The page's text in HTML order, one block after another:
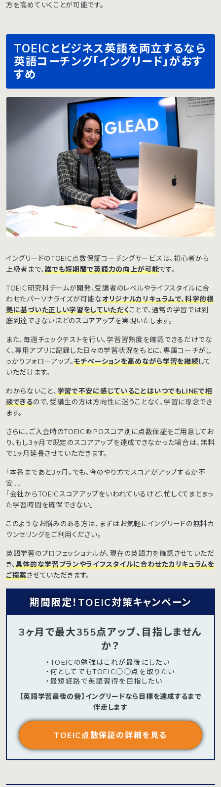
方を高めていくことが可能です。
TOEICとビジネス英語を両立するなら
英語コーチング「イングリード」がおす
すめ
イングリードのTOEIC点数保証コーチングサービスは、初心者から
上級者まで、誰でも短期間で英語力の向上が可能です。
TOEIC研究科チームが開発、受講者のレベルやライフスタイルに合
わせたパーソナライズが可能なオリジナルカリキュラムで、科学的根
拠に基づいた正しい学習をしていただくことで、通常の学習では到
底到達できないほどのスコアアップを実現いたします。
また、毎週チェックテストを行い、学習習熟度を確認できるだけでな
く、専用アプリに記録した日々の学習状況をもとに、専属コーチがし
っかりフォローアップ。モチベーションを高めながら学習を継続して
いただけます。
わからないこと、学習で不安に感じていることはいつでもLINEで相
談できるので、受講生の方は方向性に迷うことなく、学習に専念でき
ます。
さらに、ご入会時のTOEIC®︎IPOスコア別に点数保証をご用意してお
り、もし3ヶ月で既定のスコアアップを達成できなかった場合は、無料
で1ヶ月延長させていただきます。
「本番まであと3ヶ月。でも、今のやり方でスコアがアップするか不
安…」
「会社からTOEICスコアアップをいわれているけど、忙しくてまとまっ
た学習時間を確保できない」
このようなお悩みのある方は、まずはお気軽にイングリードの無料カ
ウンセリングをご利用ください。
英語学習のプロフェッショナルが、現在の英語力を確認させていただ
き、具体的な学習プランやライフスタイルに合わせたカリキュラムを
ご提案させていただきます。
期間限定！TOEIC対策キャンペーン
3ヶ月で最大355点アップ、目指しません
か？
・TOEICの勉強はこれが最後にしたい
・何としてでもTOEIC◯◯点を取りたい
・最短経路で英語習得を目指したい
【英語学習最後の砦】イングリードなら目標を達成するまで
伴走します
TOEIC点数保証の詳細を見る